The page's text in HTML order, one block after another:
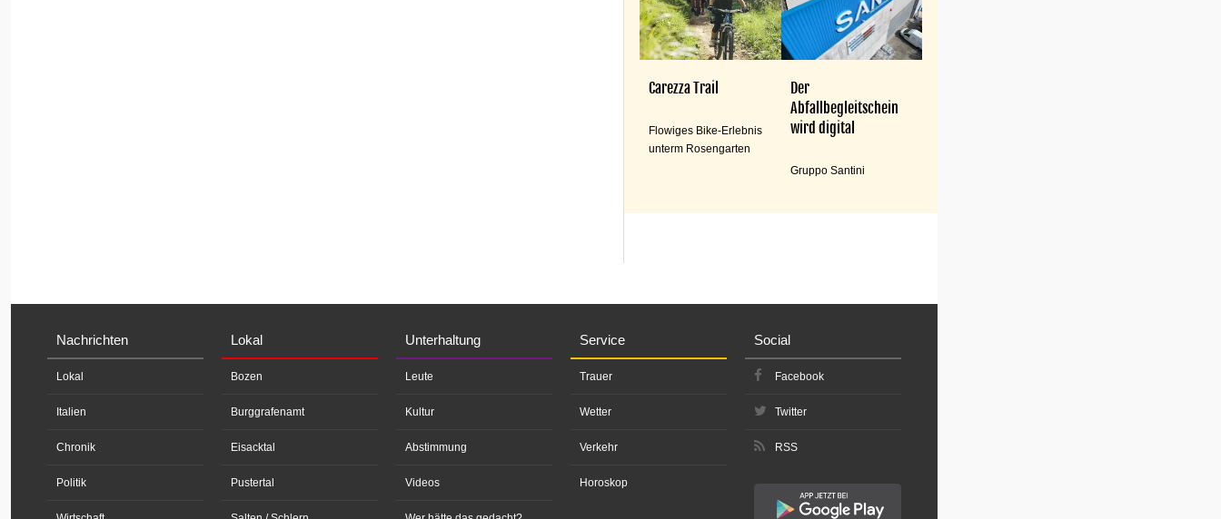
Carezza Trail
Flowiges Bike-Erlebnis
unterm Rosengarten
Der
Abfallbegleitschein
wird digital
Gruppo Santini
Nachrichten
Lokal
Italien
Chronik
Politik
Lokal
Bozen
Burggrafenamt
Eisacktal
Pustertal
Unterhaltung
Leute
Kultur
Abstimmung
Videos
Service
Trauer
Wetter
Verkehr
Horoskop
Social
Facebook
Twitter
RSS